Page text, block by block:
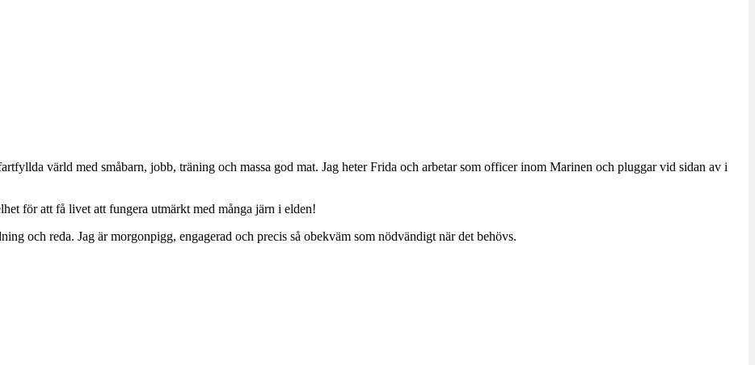
värld med småbarn, jobb, träning och massa god mat. Jag heter Frida och arbetar som officer inom Marinen och pluggar vid sidan av i
för att få livet att fungera utmärkt med många järn i elden!
och reda. Jag är morgonpigg, engagerad och precis så obekväm som nödvändigt när det behövs.